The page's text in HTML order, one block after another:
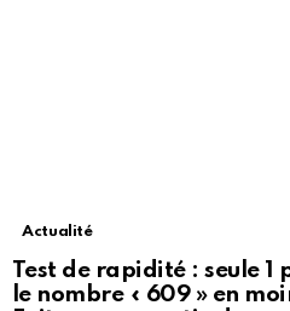
Actualité
Test de rapidité : seule 1
le nombre « 609 » en